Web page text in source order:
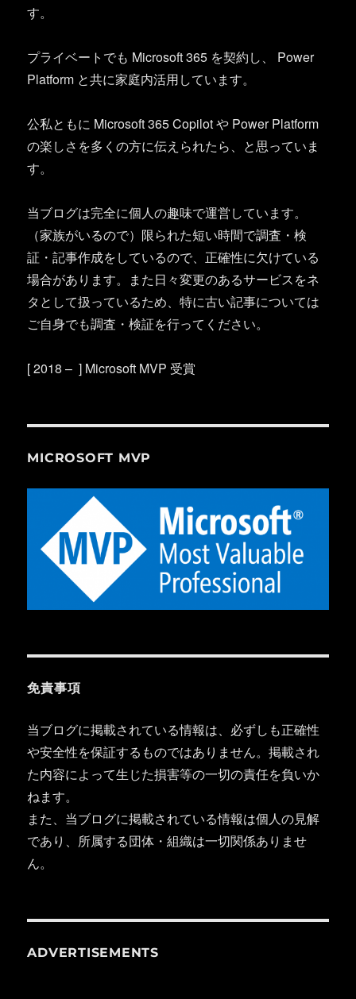
す。
プライベートでも Microsoft 365 を契約し、 Power
Platform と共に家庭内活用しています。
公私ともに Microsoft 365 Copilot や Power Platform
の楽しさを多くの方に伝えられたら、と思っていま
す。
当ブログは完全に個人の趣味で運営しています。
（家族がいるので）限られた短い時間で調査・検
証・記事作成をしているので、正確性に欠けている
場合があります。また日々変更のあるサービスをネ
タとして扱っているため、特に古い記事については
ご自身でも調査・検証を行ってください。
[ 2018 – ] Microsoft MVP 受賞
MICROSOFT MVP
免責事項
当ブログに掲載されている情報は、必ずしも正確性
や安全性を保証するものではありません。掲載され
た内容によって生じた損害等の一切の責任を負いか
ねます。
また、当ブログに掲載されている情報は個人の見解
であり、所属する団体・組織は一切関係ありませ
ん。
ADVERTISEMENTS